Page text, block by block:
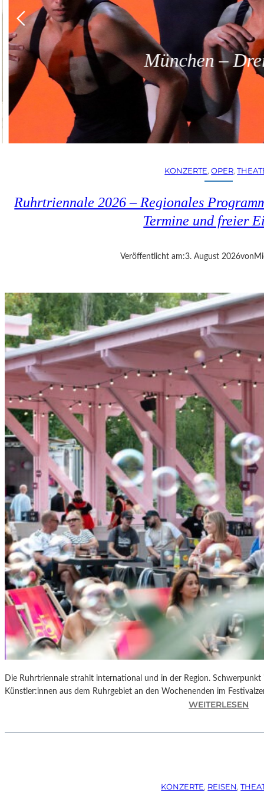
München –
KONZERTE, OPER,
Ruhrtriennale 2026 – Regionales
Termine und freier
Veröffentlicht am:3. August 2026von
Die Ruhrtriennale strahlt international und in der Region.
Künstler:innen aus dem Ruhrgebiet an den Wochenenden im
WEITERLESEN
U
R
KONZERTE, REISEN,